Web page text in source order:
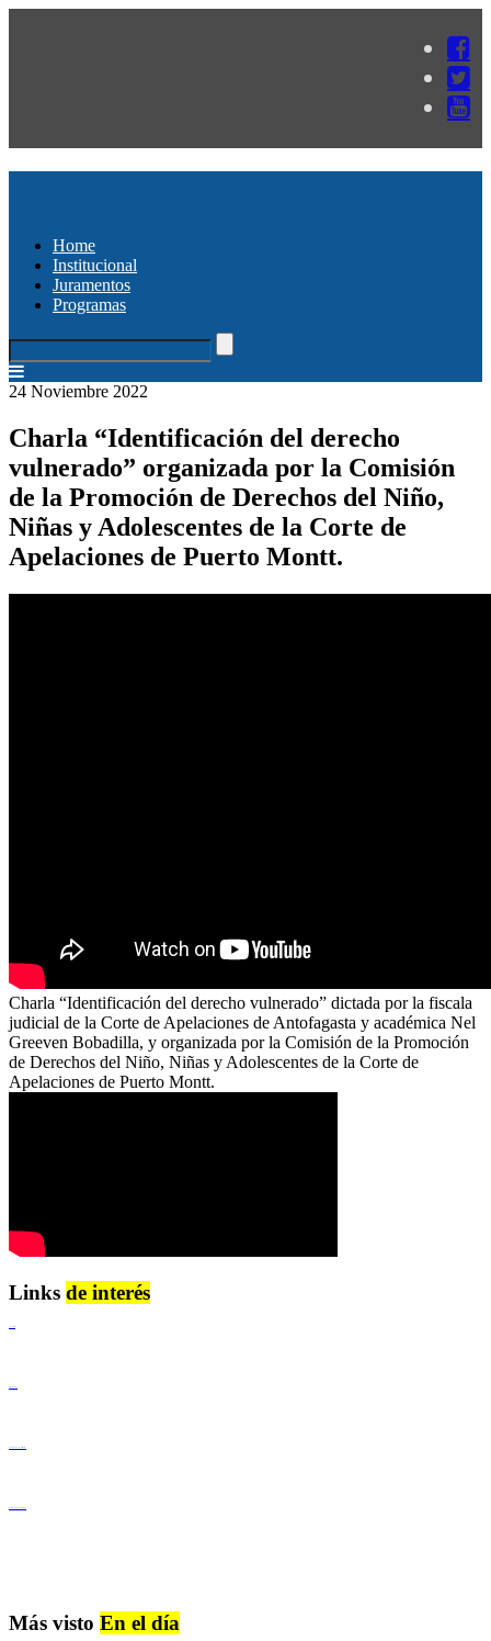
Home
Institucional
Juramentos
Programas
24 Noviembre 2022
Charla “Identificación del derecho
vulnerado” organizada por la Comisión
de la Promoción de Derechos del Niño,
Niñas y Adolescentes de la Corte de
Apelaciones de Puerto Montt.
Charla “Identificación del derecho vulnerado” dictada por la fiscala
judicial de la Corte de Apelaciones de Antofagasta y académica Nel
Greeven Bobadilla, y organizada por la Comisión de la Promoción
de Derechos del Niño, Niñas y Adolescentes de la Corte de
Apelaciones de Puerto Montt.
Links de interés
Más visto En el día